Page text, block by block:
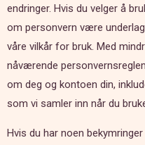
endringer. Hvis du velger å
om personvern være
våre vilkår for bruk. Med
nåværende
om deg og kontoen din,
som vi samler inn når du
Hvis du har noen